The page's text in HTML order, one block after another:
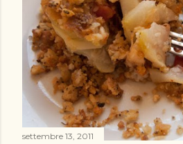
settembre 13, 2011